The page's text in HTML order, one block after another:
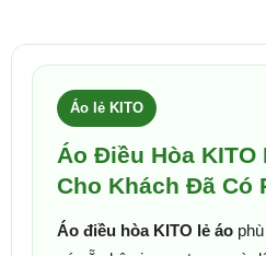
Áo lẻ KITO
Áo Điều Hòa KITO
Cho Khách Đã Có
Áo điều hòa KITO lẻ áo